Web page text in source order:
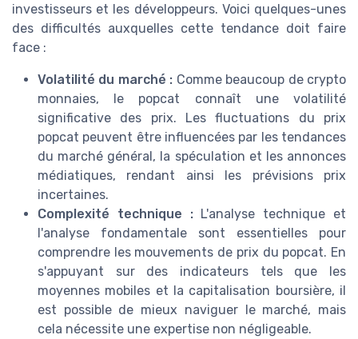
investisseurs et les développeurs. Voici quelques-unes
des difficultés auxquelles cette tendance doit faire
face :
Volatilité du marché : Comme beaucoup de crypto
monnaies, le popcat connaît une volatilité
significative des prix. Les fluctuations du prix
popcat peuvent être influencées par les tendances
du marché général, la spéculation et les annonces
médiatiques, rendant ainsi les prévisions prix
incertaines.
Complexité technique :L'analyse technique et
l'analyse fondamentale sont essentielles pour
comprendre les mouvements de prix du popcat. En
s'appuyant sur des indicateurs tels que les
moyennes mobiles et la capitalisation boursière, il
est possible de mieux naviguer le marché, mais
cela nécessite une expertise non négligeable.